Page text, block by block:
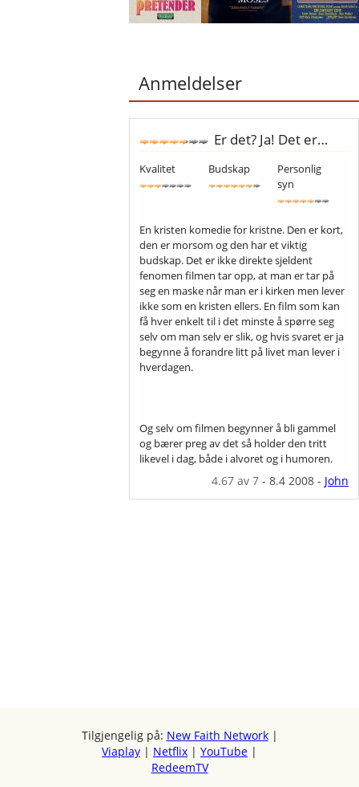
Anmeldelser
Er det? Ja! Det er…
Kvalitet Budskap
Personlig
syn
En kristen komedie for kristne. Den er kort,
den er morsom og den har et viktig
budskap. Det er ikke direkte sjeldent
fenomen filmen tar opp, at man er tar på
seg en maske når man er i kirken men lever
ikke som en kristen ellers. En film som kan
få hver enkelt til i det minste å spørre seg
selv om man selv er slik, og hvis svaret er ja
begynne å forandre litt på livet man lever i
hverdagen.
Og selv om filmen begynner å bli gammel
og bærer preg av det så holder den tritt
likevel i dag, både i alvoret og i humoren.
4.67av 7- 8.4 2008- John
Tilgjengelig på: New Faith Network|
Viaplay | Netflix | YouTube |
RedeemTV